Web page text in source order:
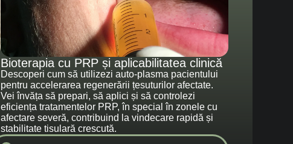
Bioterapia cu PRP și aplicabilitatea clinică
Descoperi cum să utilizezi auto-plasma pacientului
pentru accelerarea regenerării țesuturilor afectate.
Vei învăța să prepari, să aplici și să controlezi
eficiența tratamentelor PRP, în special în zonele cu
afectare severă, contribuind la vindecare rapidă și
stabilitate tisulară crescută.